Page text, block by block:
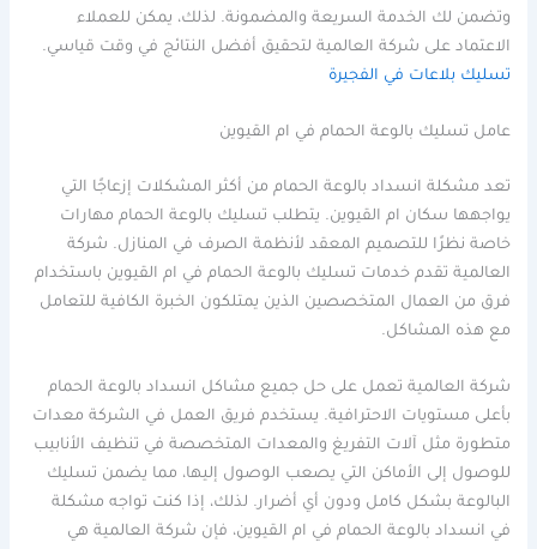
وتضمن لك الخدمة السريعة والمضمونة. لذلك، يمكن للعملاء
الاعتماد على شركة العالمية لتحقيق أفضل النتائج في وقت قياسي.
تسليك بلاعات في الفجيرة
عامل تسليك بالوعة الحمام في ام القيوين
تعد مشكلة انسداد بالوعة الحمام من أكثر المشكلات إزعاجًا التي
يواجهها سكان ام القيوين. يتطلب تسليك بالوعة الحمام مهارات
خاصة نظرًا للتصميم المعقد لأنظمة الصرف في المنازل. شركة
العالمية تقدم خدمات تسليك بالوعة الحمام في ام القيوين باستخدام
فرق من العمال المتخصصين الذين يمتلكون الخبرة الكافية للتعامل
مع هذه المشاكل.
شركة العالمية تعمل على حل جميع مشاكل انسداد بالوعة الحمام
بأعلى مستويات الاحترافية. يستخدم فريق العمل في الشركة معدات
متطورة مثل آلات التفريغ والمعدات المتخصصة في تنظيف الأنابيب
للوصول إلى الأماكن التي يصعب الوصول إليها، مما يضمن تسليك
البالوعة بشكل كامل ودون أي أضرار. لذلك، إذا كنت تواجه مشكلة
في انسداد بالوعة الحمام في ام القيوين، فإن شركة العالمية هي